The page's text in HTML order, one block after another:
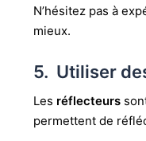
N’hésitez pas à
mieux.
5. Utiliser
Les réflecteurs
permettent de